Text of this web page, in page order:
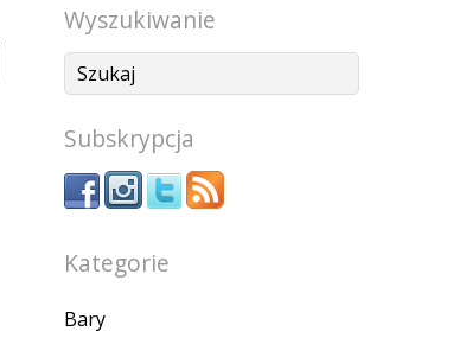
Wyszukiwanie
Subskrypcja
Kategorie
Bary